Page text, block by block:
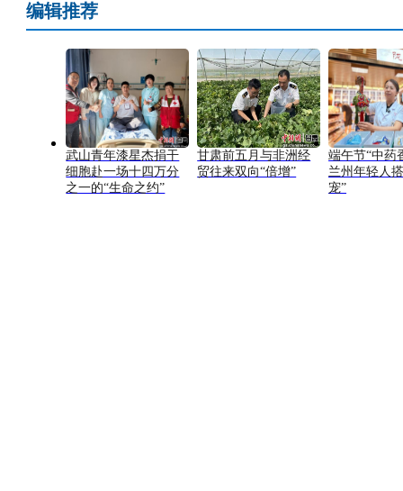
编辑推荐
武山青年漆星杰捐干
细胞赴一场十四万分
之一的“生命之约”
甘肃前五月与非洲经
贸往来双向“倍增”
端午节“中药
兰州年轻人
宠”